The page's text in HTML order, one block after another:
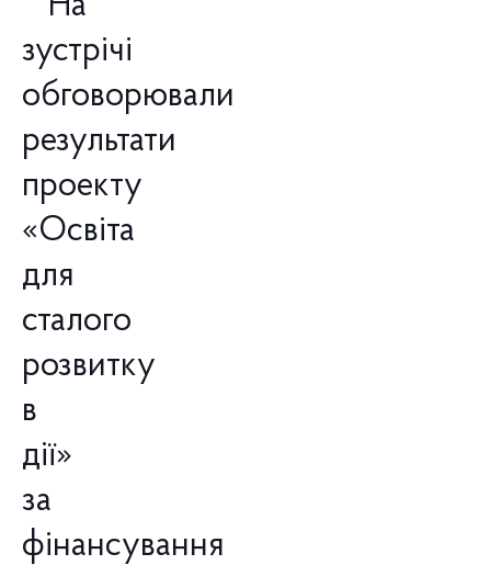
зустрічі
обговорювали
результати
проекту
«Освіта
для
сталого
розвитку
в
дії»
за
фінансування